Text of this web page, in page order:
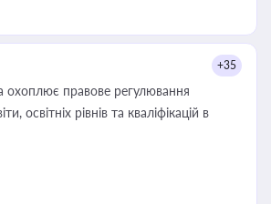
+35
охоплює правове регулювання
освітніх рівнів та кваліфікацій в